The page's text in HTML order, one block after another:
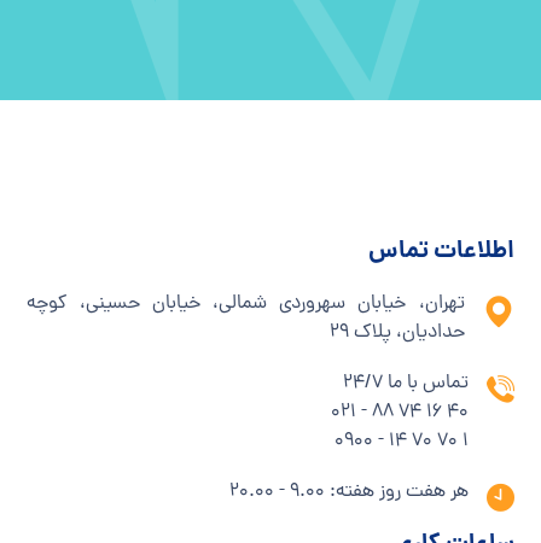
اطلاعات تماس
تهران، خیابان سهروردی شمالی، خیابان حسینی، کوچه
حدادیان، پلاک ۲۹
تماس با ما 24/7
40 16 74 88 - 021
1 70 70 14 - 0900
هر هفت روز هفته: 9.00 - 20.00